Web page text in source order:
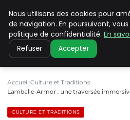
PILAT
Accueil Culture et Traditions
Lamballe-Armor : une traversée
CULTURE ET TRADITIONS
Nous utilisons des cookies pour
de navigation. En poursuivant,
politique de confidentialité. En
Refuser Accepter